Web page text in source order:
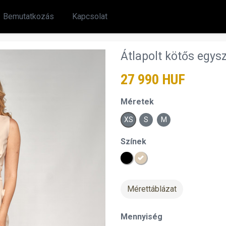
Bemutatkozás Kapcsolat
Átlapolt kötős
27 990 HUF
Méretek
XS S M
Színek
Mérettáblázat
Mennyiség